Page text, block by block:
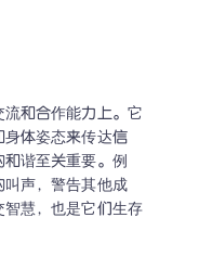
和合作能力上。它
身体姿态来传达信
谐至关重要。例
叫声，警告其他成
智慧，也是它们生存